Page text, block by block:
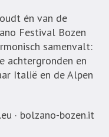
én van de
Festival Bozen
samenvalt:
achtergronden en
Italië en de Alpen
· bolzano-bozen.it